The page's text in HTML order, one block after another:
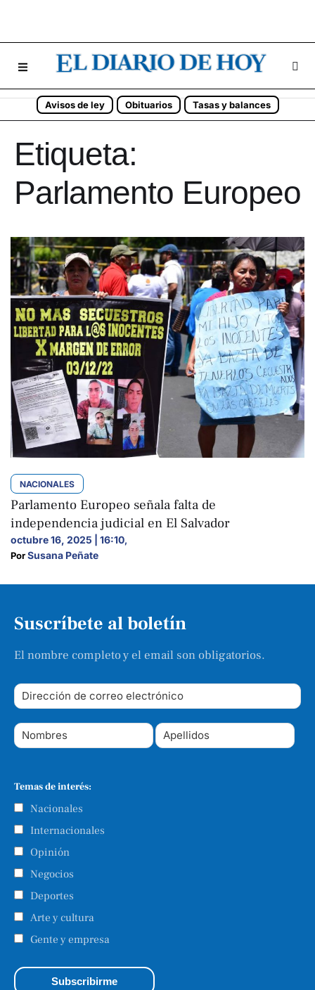
Avisos de ley Obituarios Tasas y balances
Etiqueta:
Parlamento Europeo
NACIONALES
Parlamento Europeo señala falta de
independencia judicial en El Salvador
octubre 16, 2025 | 16:10,
Por Susana Peñate
Suscríbete al boletín
El nombre completo y el email son obligatorios.
Temas de interés:
Nacionales
Internacionales
Opinión
Negocios
Deportes
Arte y cultura
Gente y empresa